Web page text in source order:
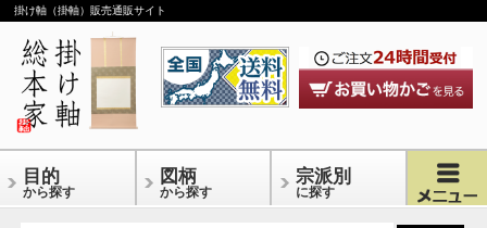
掛け軸（掛軸）販売通販サイト
目的
から探す
図柄
から探す
宗派別
に探す